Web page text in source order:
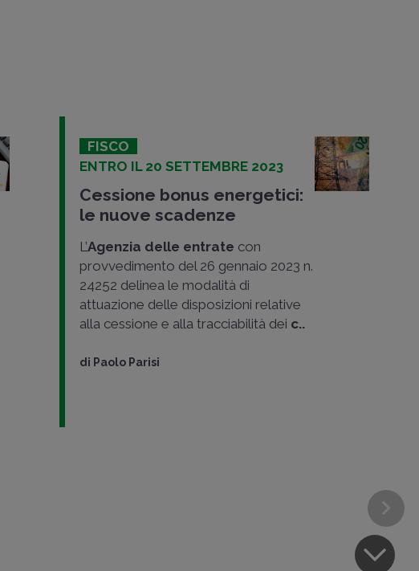
FISCO
ENTRO IL 20 SETTEMBRE 2023
Cessione bonus energetici:
le nuove scadenze
L’Agenzia delle entrate con
provvedimento del 26 gennaio 2023 n.
24252 delinea le modalità di
attuazione delle disposizioni relative
alla cessione e alla tracciabilità dei c..
di Paolo Parisi